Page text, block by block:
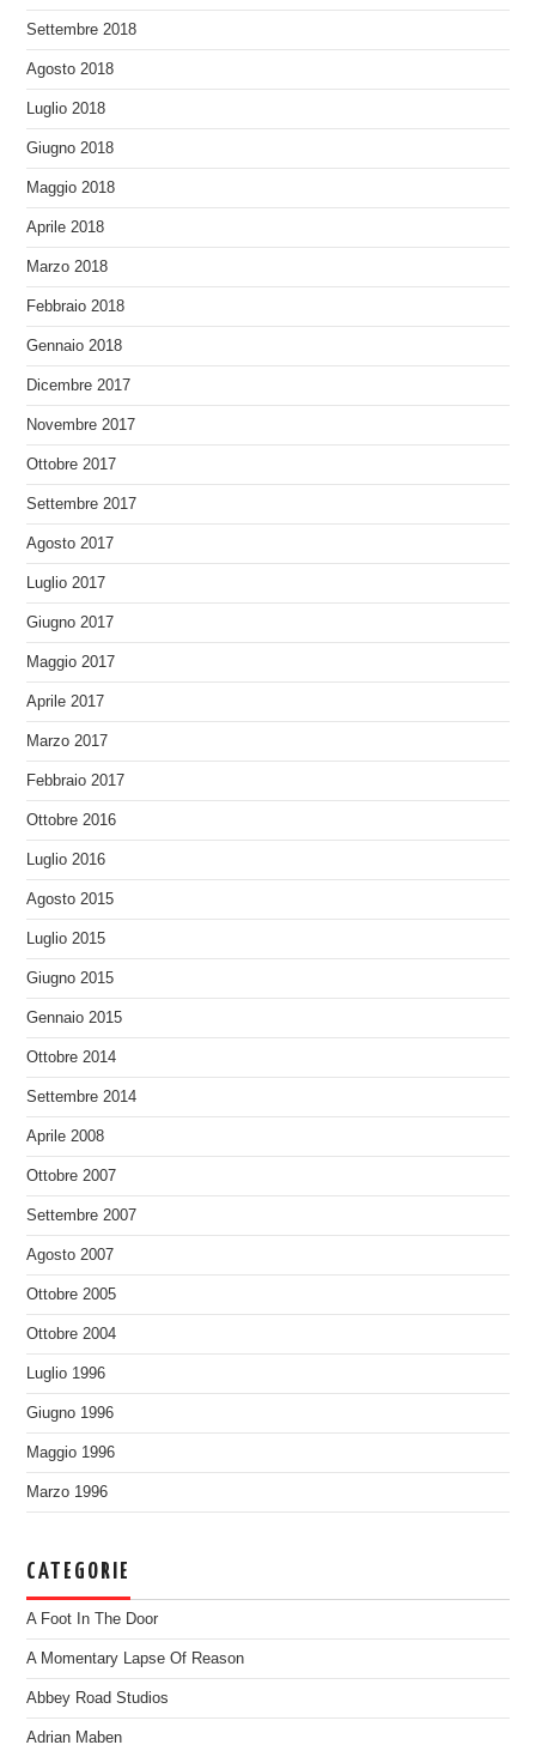
Settembre 2018
Agosto 2018
Luglio 2018
Giugno 2018
Maggio 2018
Aprile 2018
Marzo 2018
Febbraio 2018
Gennaio 2018
Dicembre 2017
Novembre 2017
Ottobre 2017
Settembre 2017
Agosto 2017
Luglio 2017
Giugno 2017
Maggio 2017
Aprile 2017
Marzo 2017
Febbraio 2017
Ottobre 2016
Luglio 2016
Agosto 2015
Luglio 2015
Giugno 2015
Gennaio 2015
Ottobre 2014
Settembre 2014
Aprile 2008
Ottobre 2007
Settembre 2007
Agosto 2007
Ottobre 2005
Ottobre 2004
Luglio 1996
Giugno 1996
Maggio 1996
Marzo 1996
CATEGORIE
A Foot In The Door
A Momentary Lapse Of Reason
Abbey Road Studios
Adrian Maben